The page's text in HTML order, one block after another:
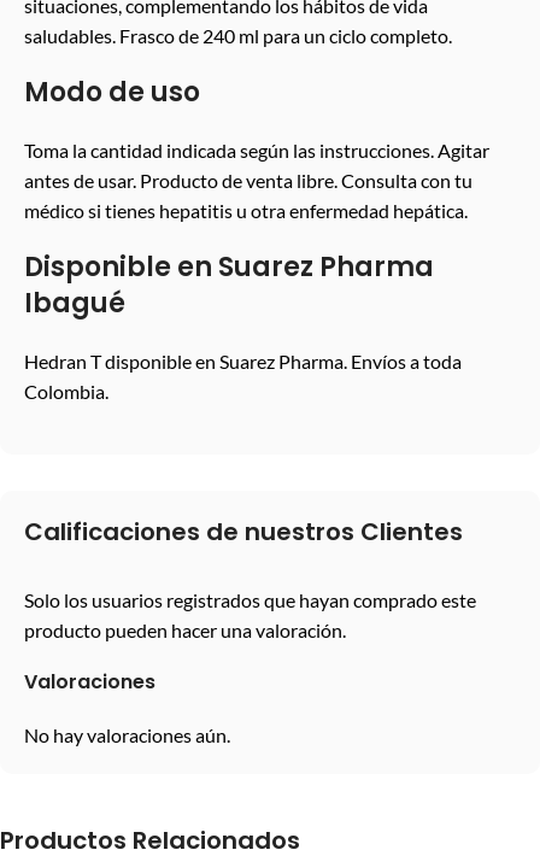
situaciones, complementando los hábitos de vida
saludables. Frasco de 240 ml para un ciclo completo.
Modo de uso
Toma la cantidad indicada según las instrucciones. Agitar
antes de usar. Producto de venta libre. Consulta con tu
médico si tienes hepatitis u otra enfermedad hepática.
Disponible en Suarez Pharma
Ibagué
Hedran T disponible en Suarez Pharma. Envíos a toda
Colombia.
Calificaciones de nuestros Clientes
Valoraciones
No hay valoraciones aún.
Solo los usuarios registrados que hayan comprado este
producto pueden hacer una valoración.
Productos Relacionados